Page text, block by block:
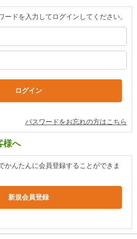
ードを入力してログインしてください。
パスワードをお忘れの方はこちら
様へ
かんたんに会員登録することができま